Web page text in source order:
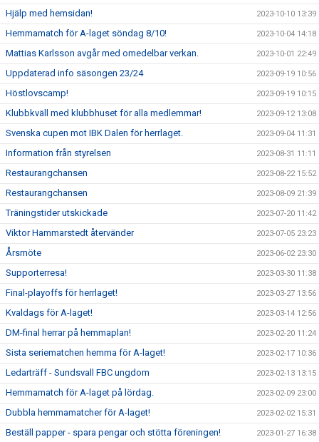
Hjälp med hemsidan! 2023-10-10 13:39
Hemmamatch för A-laget söndag 8/10! 2023-10-04 14:18
Mattias Karlsson avgår med omedelbar verkan. 2023-10-01 22:49
Uppdaterad info säsongen 23/24 2023-09-19 10:56
Höstlovscamp! 2023-09-19 10:15
Klubbkväll med klubbhuset för alla medlemmar! 2023-09-12 13:08
Svenska cupen mot IBK Dalen för herrlaget. 2023-09-04 11:31
Information från styrelsen 2023-08-31 11:11
Restaurangchansen 2023-08-22 15:52
Restaurangchansen 2023-08-09 21:39
Träningstider utskickade 2023-07-20 11:42
Viktor Hammarstedt återvänder 2023-07-05 23:23
Årsmöte 2023-06-02 23:30
Supporterresa! 2023-03-30 11:38
Final-playoffs för herrlaget! 2023-03-27 13:56
Kvaldags för A-laget! 2023-03-14 12:56
DM-final herrar på hemmaplan! 2023-02-20 11:24
Sista seriematchen hemma för A-laget! 2023-02-17 10:36
Ledarträff - Sundsvall FBC ungdom 2023-02-13 13:15
Hemmamatch för A-laget på lördag. 2023-02-09 23:00
Dubbla hemmamatcher för A-laget! 2023-02-02 15:31
Beställ papper - spara pengar och stötta föreningen! 2023-01-27 16:38